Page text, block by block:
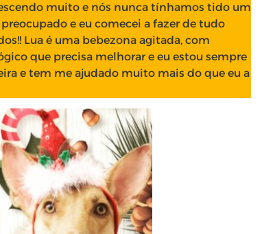
muito e nós nunca tínhamos tido um
e eu comecei a fazer de tudo
Lua é uma bebezona agitada, com
que precisa melhorar e eu estou sempre
e tem me ajudado muito mais do que eu a